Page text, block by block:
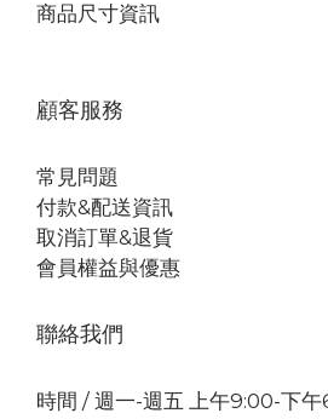
商品尺寸資訊
顧客服務
常見問題
付款&配送資訊
取消訂單&退貨
會員權益與優惠
聯絡我們
時間 / 週一-週五 上午9:00-下